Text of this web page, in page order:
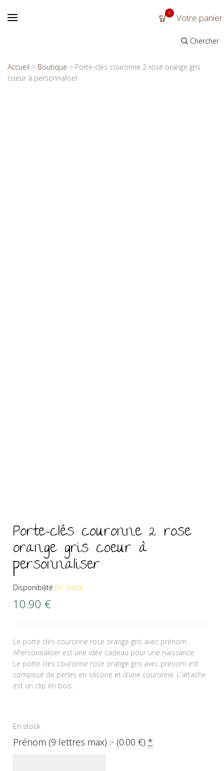
0 Votre panier
Chercher
Accueil > Boutique > Porte-clés couronne 2 rose orange gris
coeur à personnaliser
Porte-clés couronne 2 rose
orange gris coeur à
personnaliser
Disponibilité En Stock
10.90 €
Le porte clés couronne rose orange gris avec prénom
APersonnaliser est une idée cadeau pour une naissance.
Le porte clés couronne rose orange gris avec prénom est
composé de perles en silicone et d’une couronne. L’attache
est un clip en bois.
En stock
Prénom (9 lettres max) :- (0.00€)*